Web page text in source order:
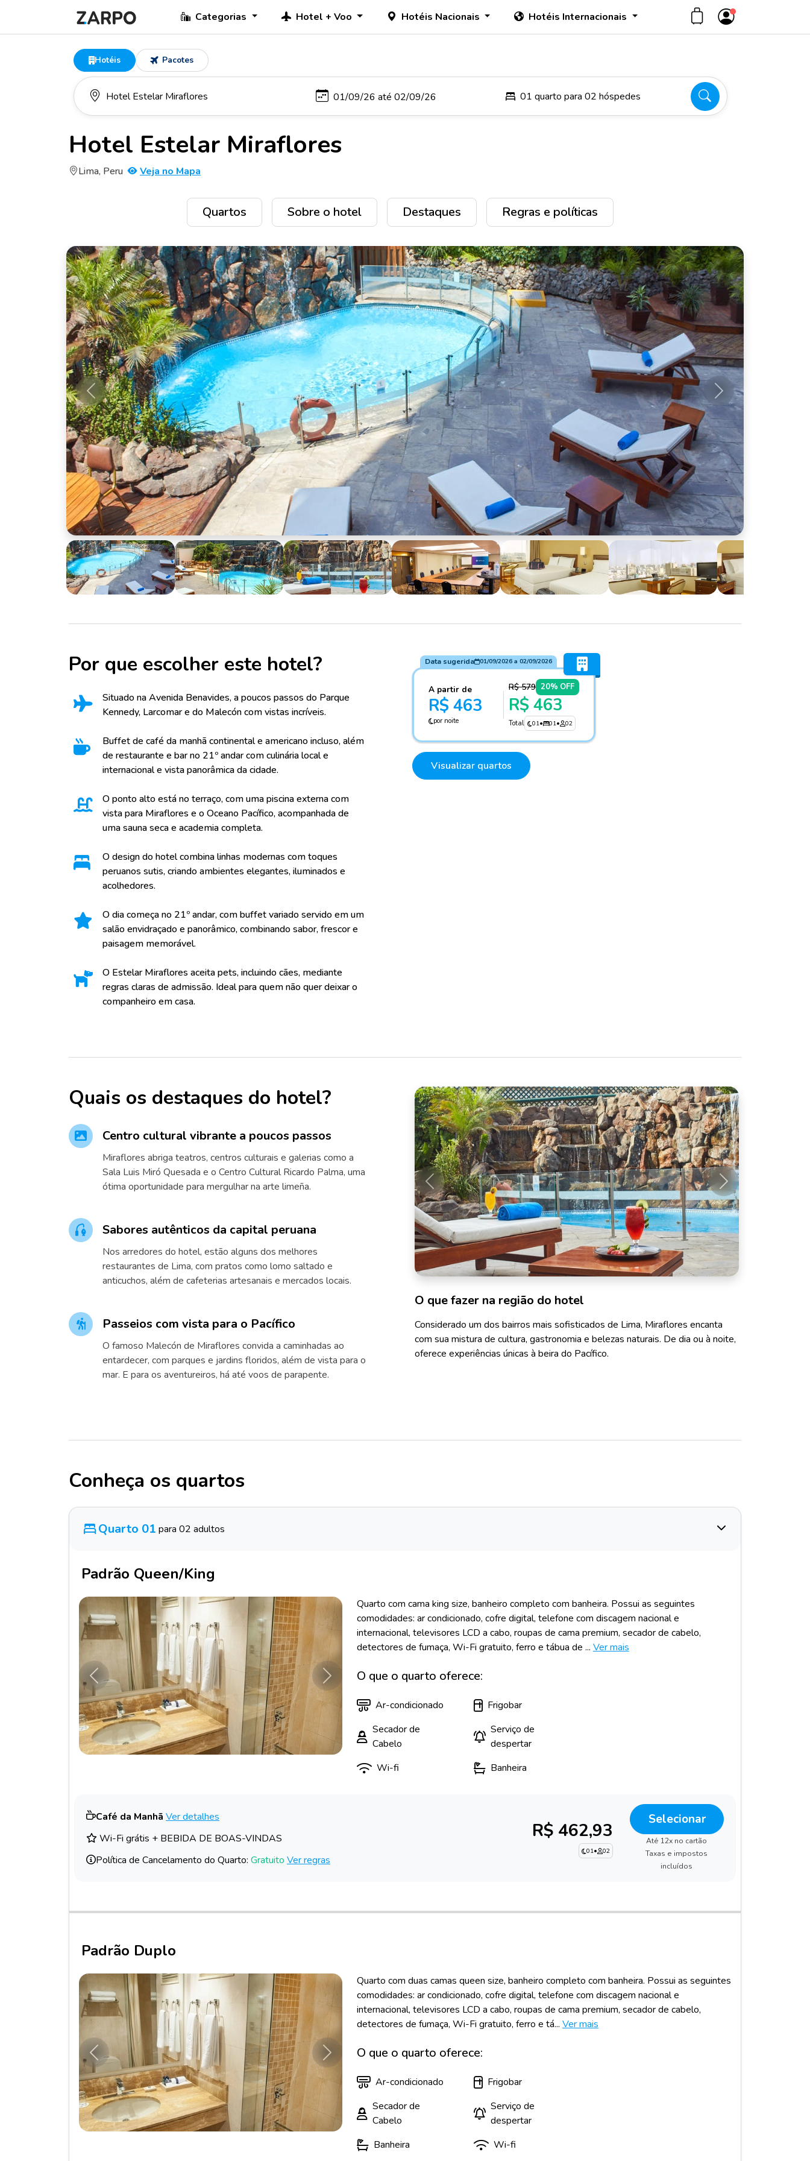
Categorias Hotel + Voo Hotéis Nacionais Hotéis Internacionais
Hotéis Pacotes
01 quarto para 02 hóspedes
Hotel Estelar Miraflores
Lima, Peru Veja no Mapa
Quartos Sobre o hotel Destaques Regras e políticas
Anterior Próximo
Por que escolher este hotel?
Situado na Avenida Benavides, a poucos passos do Parque
Kennedy, Larcomar e do Malecón com vistas incríveis.
Buffet de café da manhã continental e americano incluso, além
de restaurante e bar no 21º andar com culinária local e
internacional e vista panorâmica da cidade.
O ponto alto está no terraço, com uma piscina externa com
vista para Miraflores e o Oceano Pacífico, acompanhada de
uma sauna seca e academia completa.
O design do hotel combina linhas modernas com toques
peruanos sutis, criando ambientes elegantes, iluminados e
acolhedores.
O dia começa no 21º andar, com buffet variado servido em um
salão envidraçado e panorâmico, combinando sabor, frescor e
paisagem memorável.
O Estelar Miraflores aceita pets, incluindo cães, mediante
regras claras de admissão. Ideal para quem não quer deixar o
companheiro em casa.
Data sugerida 01/09/2026a 02/09/2026
A partir de
R$ 463
por noite
R$ 579 20% OFF
R$ 463
Total 01• 01• 02
Visualizar quartos
Quais os destaques do hotel?
Centro cultural vibrante a poucos passos
Miraflores abriga teatros, centros culturais e galerias como a
Sala Luis Miró Quesada e o Centro Cultural Ricardo Palma, uma
ótima oportunidade para mergulhar na arte limeña.
Sabores autênticos da capital peruana
Nos arredores do hotel, estão alguns dos melhores
restaurantes de Lima, com pratos como lomo saltado e
anticuchos, além de cafeterias artesanais e mercados locais.
Passeios com vista para o Pacífico
O famoso Malecón de Miraflores convida a caminhadas ao
entardecer, com parques e jardins floridos, além de vista para o
mar. E para os aventureiros, há até voos de parapente.
O que fazer na região do hotel
Anterior Próximo
Considerado um dos bairros mais sofisticados de Lima, Miraflores encanta
com sua mistura de cultura, gastronomia e belezas naturais. De dia ou à noite,
oferece experiências únicas à beira do Pacífico.
Conheça os quartos
Quarto 01 para 02 adultos
Padrão Queen/King
Anterior Próximo
Quarto com cama king size, banheiro completo com banheira. Possui as seguintes
comodidades: ar condicionado, cofre digital, telefone com discagem nacional e
internacional, televisores LCD a cabo, roupas de cama premium, secador de cabelo,
detectores de fumaça, Wi-Fi gratuito, ferro e tábua de ... Ver mais
O que o quarto oferece:
Ar-condicionado
Frigobar
Secador de
Cabelo
Serviço de
despertar
Wi-fi
Banheira
Café da Manhã Ver detalhes
Wi-Fi grátis + BEBIDA DE BOAS-VINDAS
Política de Cancelamento do Quarto: Gratuito Ver regras
R$ 462,93
01• 02
Selecionar
Até 12x no cartão
Taxas e impostos
incluídos
Padrão Duplo
Anterior Próximo
Quarto com duas camas queen size, banheiro completo com banheira. Possui as seguintes
comodidades: ar condicionado, cofre digital, telefone com discagem nacional e
internacional, televisores LCD a cabo, roupas de cama premium, secador de cabelo,
detectores de fumaça, Wi-Fi gratuito, ferro e tá... Ver mais
O que o quarto oferece:
Ar-condicionado
Frigobar
Secador de
Cabelo
Serviço de
despertar
Banheira
Wi-fi